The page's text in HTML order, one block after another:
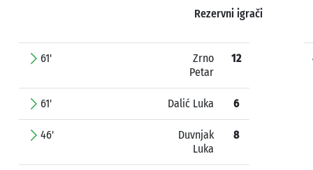
Rezervni igrači
61'
Zrno
Petar
12
61' Dalić Luka 6
46'
Duvnjak
Luka
8